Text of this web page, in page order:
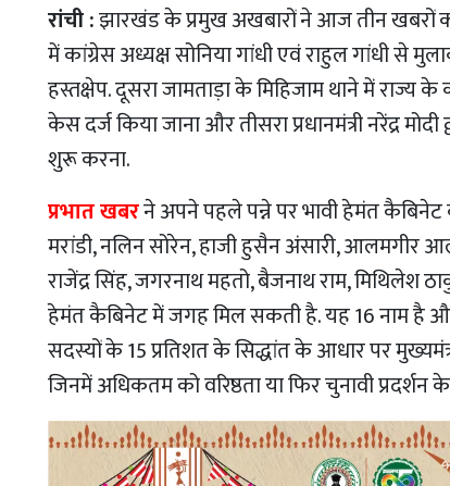
रांची :झारखंड के प्रमुख अखबारों ने आज तीन खबरों
में कांग्रेस अध्यक्ष सोनिया गांधी एवं राहुल गांधी से
हस्तक्षेप. दूसरा जामताड़ा के मिहिजाम थाने में
केस दर्ज किया जाना और तीसरा प्रधानमंत्री नरेंद्र
शुरू करना.
प्रभात खबरने अपने पहले पन्ने पर भावी हेमंत
मरांडी, नलिन सोरेन, हाजी हुसैन अंसारी,
राजेंद्र सिंह, जगरनाथ महतो, बैजनाथ राम, मिथिलेश
हेमंत कैबिनेट में जगह मिल सकती है. यह 16 नाम है
सदस्यों के 15 प्रतिशत के सिद्धांत के आधार पर
जिनमें अधिकतम को वरिष्ठता या फिर चुनावी